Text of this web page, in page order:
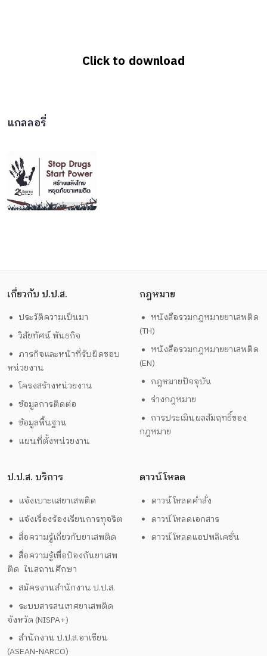
Click to download
แกลลอรี่
เกี่ยวกับ ป.ป.ส.
ประวัติความเป็นมา
วิสัยทัศน์ พันธกิจ
ภารกิจและหน้าที่รับผิดชอบ
หน่วยงาน
โครงสร้างหน่วยงาน
ข้อมูลการติดต่อ
ข้อมูลพื้นฐาน
แผนที่ตั้งหน่วยงาน
กฎหมาย
หนังสือรวมกฎหมายยาเสพติด
(TH)
หนังสือรวมกฎหมายยาเสพติด
(EN)
กฎหมายปัจจุบัน
ร่างกฎหมาย
การประเมินผลสัมฤทธิ์ของ
กฎหมาย
ป.ป.ส. บริการ
แจ้งเบาะแสยาเสพติด
แจ้งเรื่องร้องเรียนการทุจริต
สื่อความรู้เกี่ยวกับยาเสพติด
สื่อความรู้เพื่อป้องกันยาเสพ
ติด ในสถานศึกษา
สมัครงานสำนักงาน ป.ป.ส.
ระบบสารสนเทศยาเสพติด
จังหวัด (NISPA+)
สำนักงาน ป.ป.ส.อาเซียน
(ASEAN-NARCO)
ดาวน์โหลด
ดาวน์โหลดคำสั่ง
ดาวน์โหลดเอกสาร
ดาวน์โหลดแอปพลิเคชั่น